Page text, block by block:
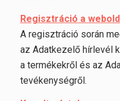
Regisztráció a
A regisztráció során
az Adatkezelő hírlevél
a termékekről és az
tevékenységről.